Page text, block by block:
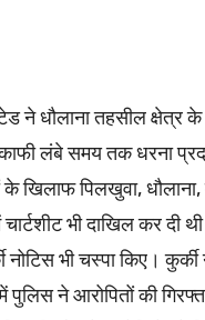
ने धौलाना तहसील क्षेत्र
लंबे समय तक धरना
पिलखुवा,
भी दाखिल कर दी
भी चस्पा किए। कुर्की
ने आरोपितों की